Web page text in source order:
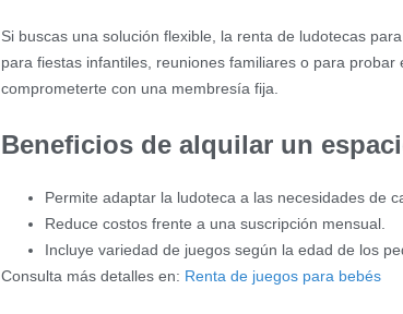
Si buscas una solución flexible, la renta de ludotecas
para fiestas infantiles, reuniones familiares o para probar
comprometerte con una membresía fija.
Beneficios de alquilar un
Permite adaptar la ludoteca a las necesidades de
Reduce costos frente a una suscripción mensual.
Incluye variedad de juegos según la edad de los
Consulta más detalles en: Renta de juegos para bebés